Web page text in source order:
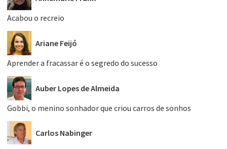
Acabou o recreio
Ariane Feijó
Aprender a fracassar é o segredo do sucesso
Auber Lopes de Almeida
Gobbi, o menino sonhador que criou carros de sonhos
Carlos Nabinger